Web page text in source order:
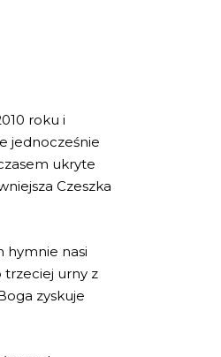
roku i
jednocześnie
ukryte
Czeszka
hymnie nasi
trzeciej urny z
zyskuje